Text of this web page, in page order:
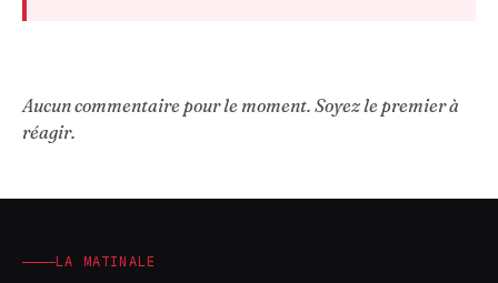
Aucun commentaire pour le moment. Soyez le premier à
réagir.
LA MATINALE